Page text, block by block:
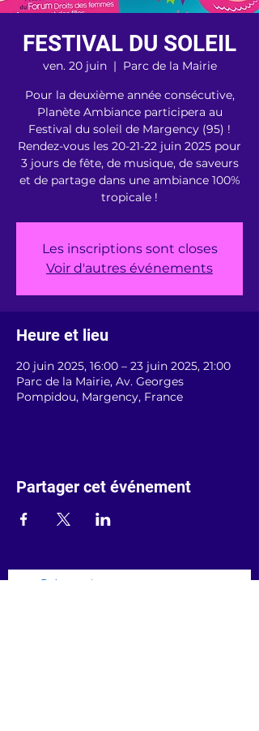
FESTIVAL DU SOLEIL
ven. 20 juin
  |
Parc de la Mairie
Pour la deuxième année consécutive,
Planète Ambiance participera au
Festival du soleil de Margency (95) !
Rendez-vous les 20-21-22 juin 2025 pour
3 jours de fête, de musique, de saveurs
et de partage dans une ambiance 100%
tropicale !
Les inscriptions sont closes
Voir d'autres événements
Heure et lieu
20 juin 2025, 16:00 – 23 juin 2025, 21:00
Parc de la Mairie, Av. Georges
Pompidou, Margency, France
Partager cet événement
Prénom